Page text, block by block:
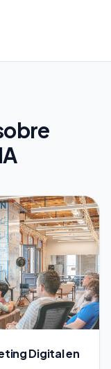
Digital en